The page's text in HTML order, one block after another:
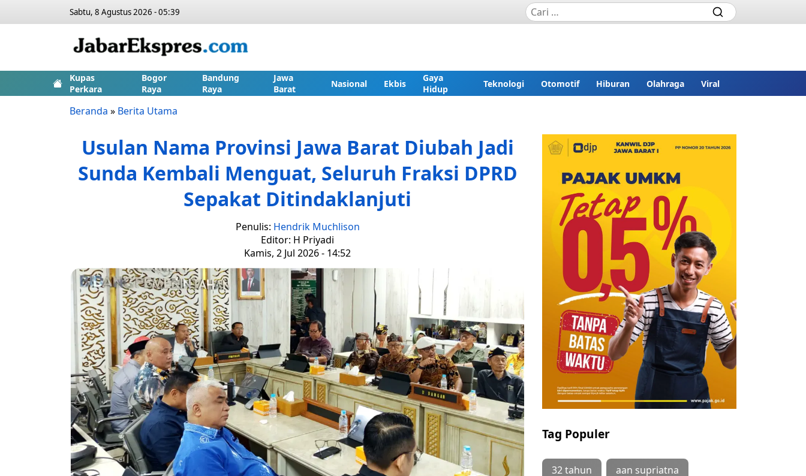
Sabtu, 8 Agustus 2026 - 05:39
Kupas
Perkara
Bogor
Raya
Bandung
Raya
Jawa
Barat
Nasional Ekbis
Gaya
Hidup
Teknologi Otomotif Hiburan Olahraga Viral
Beranda » Berita Utama
Usulan Nama Provinsi Jawa Barat Diubah Jadi
Sunda Kembali Menguat, Seluruh Fraksi DPRD
Sepakat Ditindaklanjuti
Penulis: Hendrik Muchlison
Editor: H Priyadi
Kamis, 2 Jul 2026 - 14:52
Tag Populer
32 tahun aan supriatna